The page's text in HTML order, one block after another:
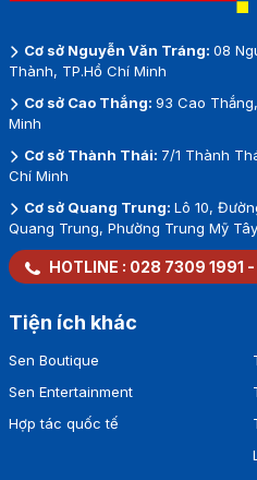
Cơ sở Nguyễn Văn Tráng: 08
Thành, TP.Hồ Chí Minh
Cơ sở Cao Thắng: 93 Cao
Minh
Cơ sở Thành Thái: 7/1 Thành
Chí Minh
Cơ sở Quang Trung: Lô 10,
Quang Trung, Phường Trung Mỹ
HOTLINE : 028 7309 1991 -
Tiện ích khác
Sen Boutique
Sen Entertainment
Hợp tác quốc tế